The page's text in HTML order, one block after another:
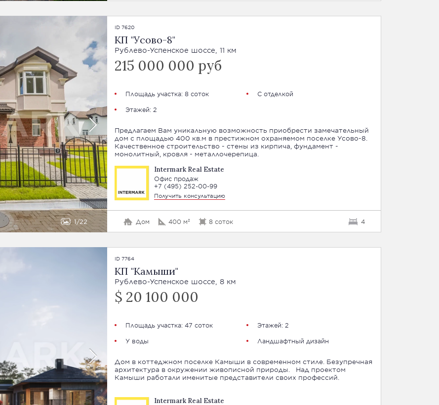
1 22
ID 7620
КП "Усово-8"
Рублево-Успенское шоссе, 11 км
215 000 000 руб
Площадь участка: 8 соток
С отделкой
Этажей: 2
Предлагаем Вам уникальную возможность приобрести замечательный
дом с площадью 400 кв.м в престижном охраняемом поселке Усово-8.
Качественное строительство - стены из кирпича, фундамент -
монолитный, кровля - металлочерепица.
Intermark Real Estate
Офис продаж
+7 (495) 252-00-99
Получить консультацию
Дом 400 м² 8 соток 4
ID 7764
КП "Камыши"
Рублево-Успенское шоссе, 8 км
$ 20 100 000
Площадь участка: 47 соток
Этажей: 2
У воды
Ландшафтный дизайн
Дом в коттеджном поселке Камыши в современном стиле. Безупречная
архитектура в окружении живописной природы. Над проектом
Камыши работали именитые представители своих профессий.
Intermark Real Estate